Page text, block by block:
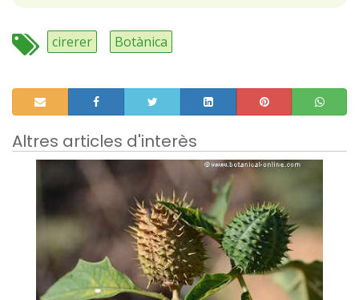
cirerer Botànica
Altres articles d'interès